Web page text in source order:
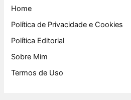
Home
Política de Privacidade e Cookies
Política Editorial
Sobre Mim
Termos de Uso